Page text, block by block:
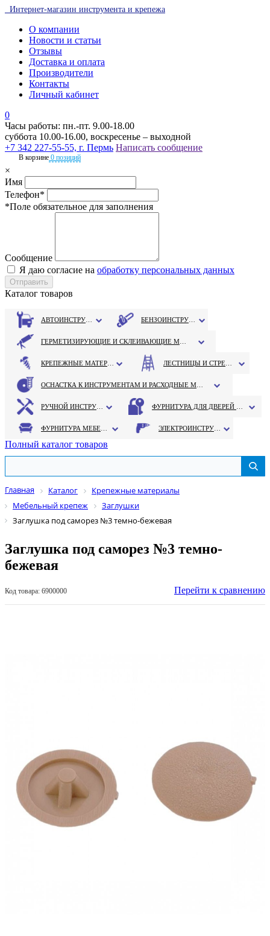
Интернет-магазин инструмента и крепежа
О компании
Новости и статьи
Отзывы
Доставка и оплата
Производители
Контакты
Личный кабинет
0
Часы работы: пн.-пт. 9.00-18.00
суббота 10.00-16.00, воскресенье – выходной
+7 342 227-55-55, г. Пермь Написать сообщение
В корзине 0 позиций
×
Имя
Телефон*
*Поле обязательное для заполнения
Сообщение
Я даю согласие на обработку персональных данных
Каталог товаров
Полный каталог товаров
Главная Каталог
Крепежные материалы
Мебельный крепеж
Заглушки
Заглушка под саморез №3 темно-бежевая
Заглушка под саморез №3 темно-
бежевая
Код товара: 6900000 Перейти к сравнению